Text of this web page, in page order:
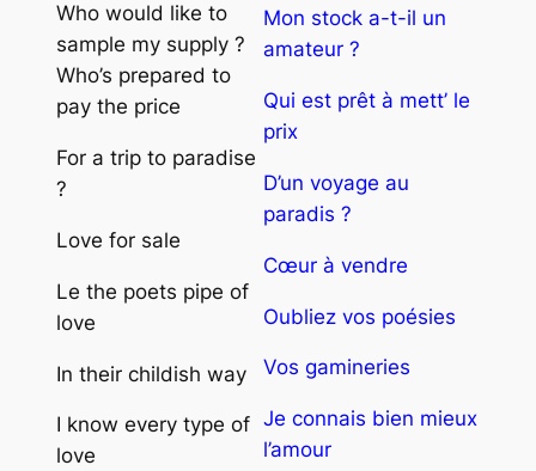
Who would like to
sample my supply ?
Who’s prepared to
pay the price
For a trip to paradise
?
Love for sale
Le the poets pipe of
love
In their childish way
I know every type of
love
Mon stock a-t-il un
amateur ?
Qui est prêt à mett’ le
prix
D’un voyage au
paradis ?
Cœur à vendre
Oubliez vos poésies
Vos gamineries
Je connais bien mieux
l’amour